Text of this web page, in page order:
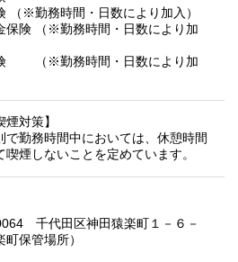
（※勤務時間・日数により加入）
保険 （※勤務時間・日数により加
（※勤務時間・日数により加
煙対策】
で勤務時間中においては、休憩時間
喫煙しないことを定めています。
千代田区神田猿楽町１－６－
町保管場所）